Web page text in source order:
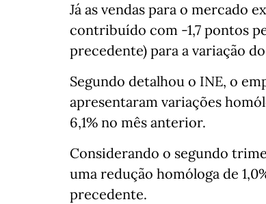
Já as vendas para o mercado
contribuído com -1,7 pontos
precedente) para a variação
Segundo detalhou o INE, o
apresentaram variações
6,1% no mês anterior.
Considerando o segundo
uma redução homóloga de
precedente.